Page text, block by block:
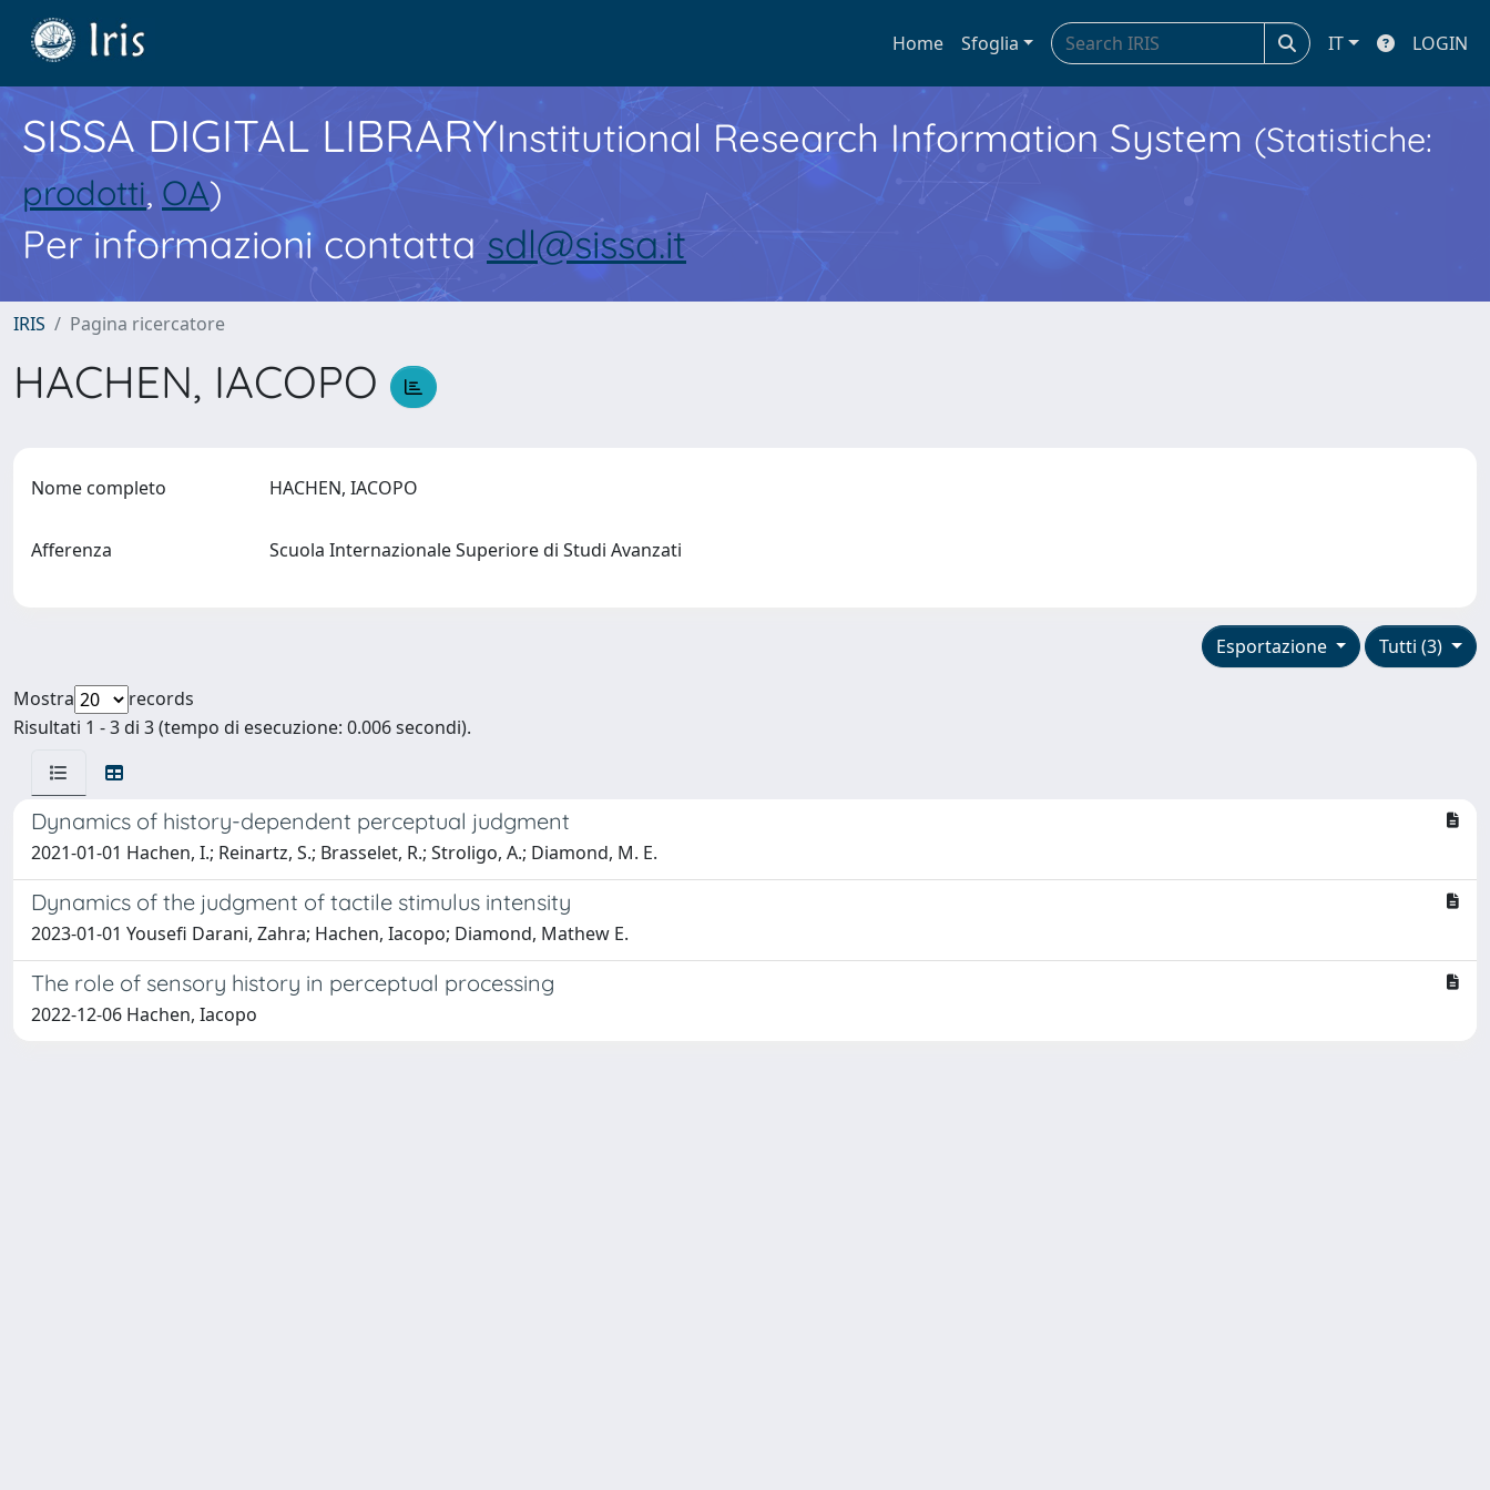
Home Sfoglia IT LOGIN
SISSA DIGITAL LIBRARYInstitutional Research Information System (Statistiche:
prodotti, OA)
Per informazioni contatta sdl@sissa.it
IRIS Pagina ricercatore
HACHEN, IACOPO
Nome completo HACHEN, IACOPO
Afferenza Scuola Internazionale Superiore di Studi Avanzati
Tutti (3)
Esportazione
Mostra
records
Risultati 1 - 3 di 3 (tempo di esecuzione: 0.006 secondi).
Dynamics of history-dependent perceptual judgment
2021-01-01 Hachen, I.; Reinartz, S.; Brasselet, R.; Stroligo, A.; Diamond, M. E.
Dynamics of the judgment of tactile stimulus intensity
2023-01-01 Yousefi Darani, Zahra; Hachen, Iacopo; Diamond, Mathew E.
The role of sensory history in perceptual processing
2022-12-06 Hachen, Iacopo